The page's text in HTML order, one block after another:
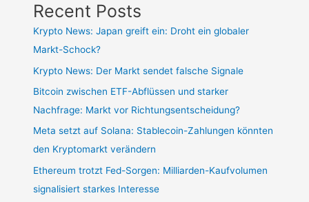
Recent Posts
Krypto News: Japan greift ein: Droht ein globaler
Markt-Schock?
Krypto News: Der Markt sendet falsche Signale
Bitcoin zwischen ETF-Abflüssen und starker
Nachfrage: Markt vor Richtungsentscheidung?
Meta setzt auf Solana: Stablecoin-Zahlungen könnten
den Kryptomarkt verändern
Ethereum trotzt Fed-Sorgen: Milliarden-Kaufvolumen
signalisiert starkes Interesse